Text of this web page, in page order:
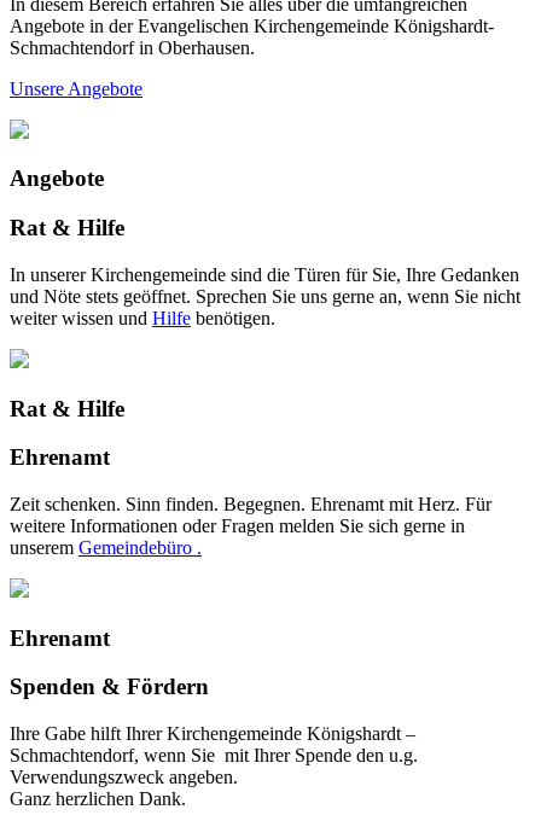
Angebote in der Evangelischen Kirchengemeinde Königshardt-
Schmachtendorf in Oberhausen.
Unsere Angebote
Angebote
Rat & Hilfe
In unserer Kirchengemeinde sind die Türen für Sie, Ihre Gedanken
und Nöte stets geöffnet. Sprechen Sie uns gerne an, wenn Sie nicht
weiter wissen und Hilfe benötigen.
Rat & Hilfe
Ehrenamt
Zeit schenken. Sinn finden. Begegnen. Ehrenamt mit Herz. Für
weitere Informationen oder Fragen melden Sie sich gerne in
unserem Gemeindebüro .
Ehrenamt
Spenden & Fördern
Ihre Gabe hilft Ihrer Kirchengemeinde Königshardt –
Schmachtendorf, wenn Sie mit Ihrer Spende den u.g.
Verwendungszweck angeben.
Ganz herzlichen Dank.